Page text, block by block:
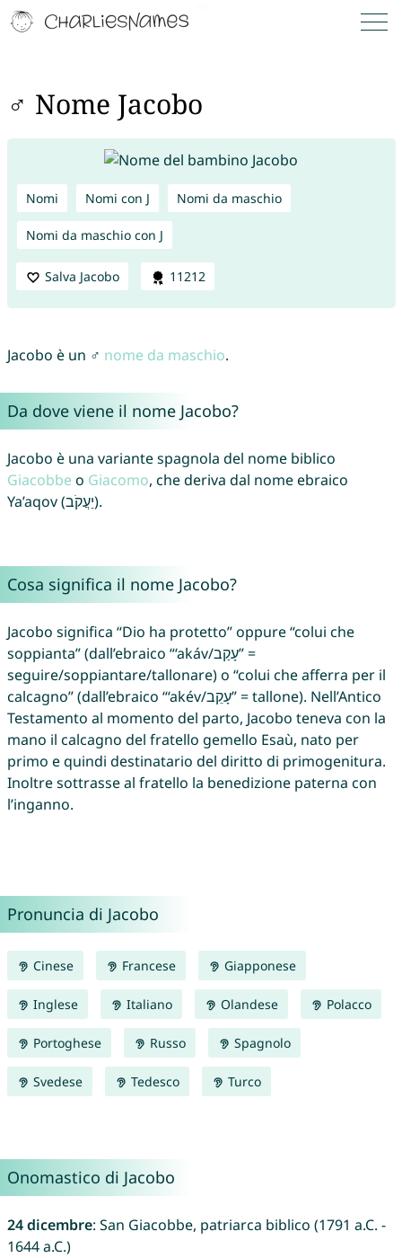
♂ Nome Jacobo
Nomi Nomi con J Nomi da maschio
Nomi da maschio con J
Salva Jacobo 11212
Jacobo è un ♂ nome da maschio.
Da dove viene il nome Jacobo?
Jacobo è una variante spagnola del nome biblico
Giacobbe o Giacomo, che deriva dal nome ebraico
Ya’aqov (יַעֲקֹב).
Cosa significa il nome Jacobo?
Jacobo significa “Dio ha protetto” oppure “colui che
soppianta” (dall’ebraico “‘akáv/עָקַב” =
seguire/soppiantare/tallonare) o “colui che afferra per il
calcagno” (dall’ebraico “‘akév/עָקֵב” = tallone). Nell’Antico
Testamento al momento del parto, Jacobo teneva con la
mano il calcagno del fratello gemello Esaù, nato per
primo e quindi destinatario del diritto di primogenitura.
Inoltre sottrasse al fratello la benedizione paterna con
l’inganno.
Pronuncia di Jacobo
Cinese Francese Giapponese
Inglese Italiano Olandese Polacco
Portoghese Russo Spagnolo
Svedese Tedesco Turco
Onomastico di Jacobo
24 dicembre: San Giacobbe, patriarca biblico (1791 a.C. -
1644 a.C.)